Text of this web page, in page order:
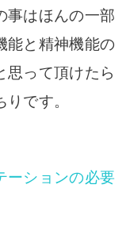
事はほんの一部
能と精神機能の
思って頂けたら
です。
ーションの必要